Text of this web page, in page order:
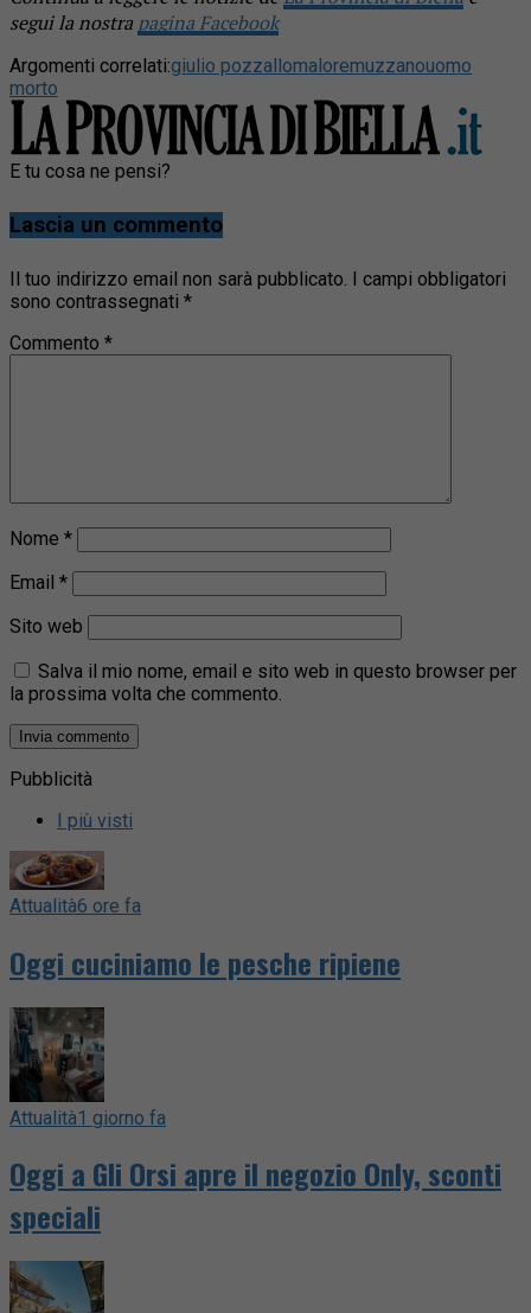
segui la nostra pagina Facebook
Argomenti correlati:giulio pozzallomaloremuzzanouomo
morto
E tu cosa ne pensi?
Lascia un commento
Il tuo indirizzo email non sarà pubblicato. I campi obbligatori
sono contrassegnati *
Commento *
Nome *
Email *
Sito web
Salva il mio nome, email e sito web in questo browser per
la prossima volta che commento.
Pubblicità
I più visti
Attualità6 ore fa
Oggi cuciniamo le pesche ripiene
Attualità1 giorno fa
Oggi a Gli Orsi apre il negozio Only, sconti
speciali